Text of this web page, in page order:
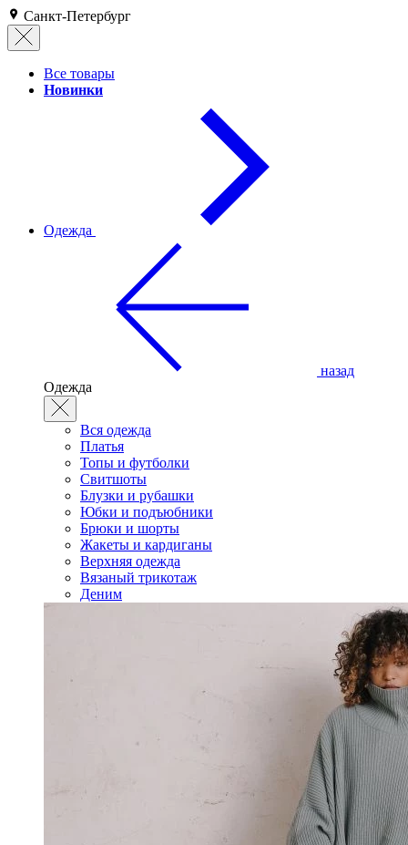
Санкт-Петербург
Все товары
Новинки
Одежда
назад
Одежда
Вся одежда
Платья
Топы и футболки
Свитшоты
Блузки и рубашки
Юбки и подъюбники
Брюки и шорты
Жакеты и кардиганы
Верхняя одежда
Вязаный трикотаж
Деним